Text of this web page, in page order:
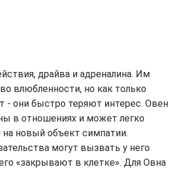
драйва и адреналина. Им
влюбленности, но как только
- они быстро теряют интерес. Овен
в отношениях и может легко
новый объект симпатии.
могут вызвать у него
«закрывают в клетке». Для Овна